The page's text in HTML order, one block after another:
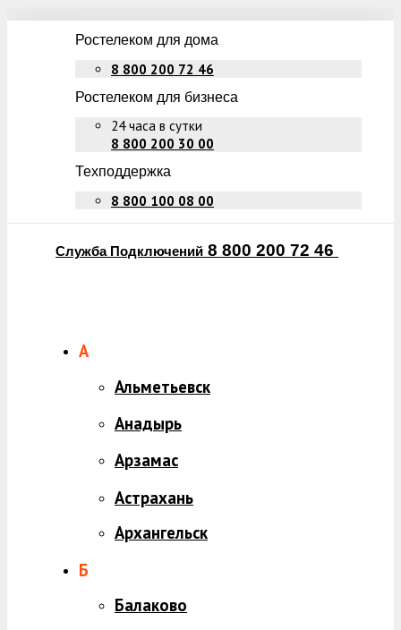
Ростелеком для дома
8 800 200 72 46
Ростелеком для бизнеса
24 часа в сутки
8 800 200 30 00
Техподдержка
8 800 100 08 00
Служба Подключений 8 800 200 72 46
А
Альметьевск
Анадырь
Арзамас
Астрахань
Архангельск
Б
Балаково